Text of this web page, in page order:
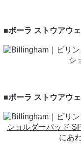
■ポーラ ストウアウ
シ
■ポーラ ストウアウ
ショルダーパッド
にあ